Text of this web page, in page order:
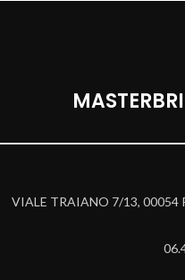
VIALE TRAIANO 7/13, 00054